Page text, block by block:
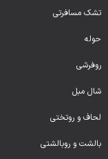
تشک مسافرتی
حوله
روفرشی
شال مبل
لحاف و روتختی
بالشت و روبالشتی